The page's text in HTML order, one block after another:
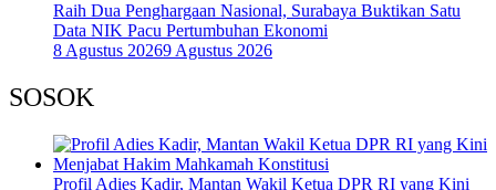
Raih Dua Penghargaan Nasional, Surabaya Buktikan Satu
Data NIK Pacu Pertumbuhan Ekonomi
8 Agustus 20269 Agustus 2026
SOSOK
Profil Adies Kadir, Mantan Wakil Ketua DPR RI yang Kini